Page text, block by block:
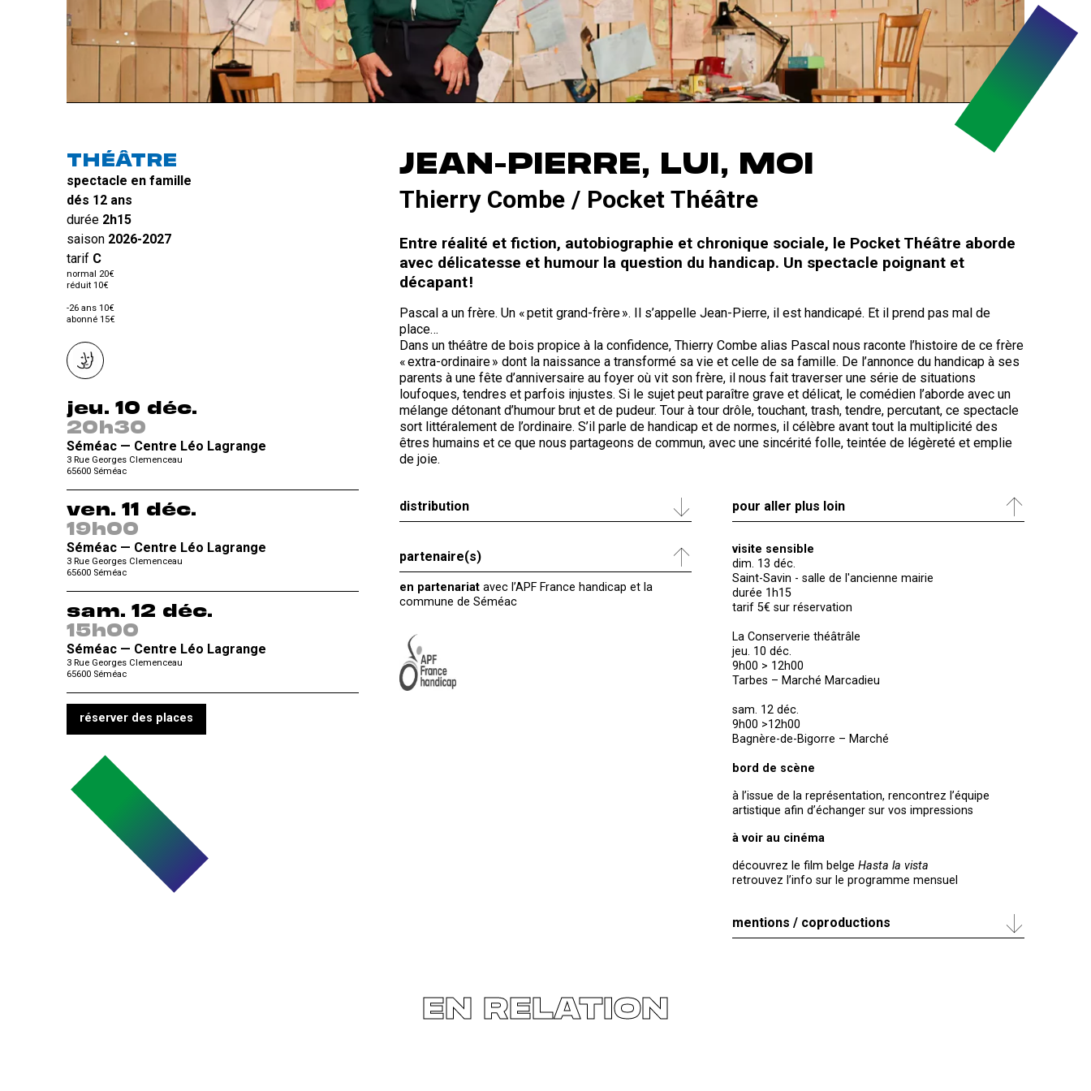
THÉÂTRE
spectacle en famille
dés 12 ans
durée 2h15
saison 2026-2027
tarif C
normal 20€
réduit 10€
-26 ans 10€
abonné 15€
jeu. 10 déc.
20h30
Séméac — Centre Léo Lagrange
3 Rue Georges Clemenceau
65600 Séméac
ven. 11 déc.
19h00
Séméac — Centre Léo Lagrange
3 Rue Georges Clemenceau
65600 Séméac
sam. 12 déc.
15h00
Séméac — Centre Léo Lagrange
3 Rue Georges Clemenceau
65600 Séméac
réserver des places
JEAN-PIERRE, LUI, MOI
Thierry Combe / Pocket Théâtre
Entre réalité et fiction, autobiographie et chronique sociale, le Pocket Théâtre aborde
avec délicatesse et humour la question du handicap. Un spectacle poignant et
décapant !
Pascal a un frère. Un « petit grand-frère ». Il s’appelle Jean-Pierre, il est handicapé. Et il prend pas mal de
place…
Dans un théâtre de bois propice à la confidence, Thierry Combe alias Pascal nous raconte l’histoire de ce frère
« extra-ordinaire » dont la naissance a transformé sa vie et celle de sa famille. De l’annonce du handicap à ses
parents à une fête d’anniversaire au foyer où vit son frère, il nous fait traverser une série de situations
loufoques, tendres et parfois injustes. Si le sujet peut paraître grave et délicat, le comédien l’aborde avec un
mélange détonant d’humour brut et de pudeur. Tour à tour drôle, touchant, trash, tendre, percutant, ce spectacle
sort littéralement de l’ordinaire. S’il parle de handicap et de normes, il célèbre avant tout la multiplicité des
êtres humains et ce que nous partageons de commun, avec une sincérité folle, teintée de légèreté et emplie
de joie.
distribution
partenaire(s)
en partenariatavec l’APF France handicap et la
commune de Séméac
pour aller plus loin
visite sensible
dim. 13 déc.
Saint-Savin - salle de l'ancienne mairie
durée 1h15
tarif 5€ sur réservation
La Conserverie théâtrâle
jeu. 10 déc.
9h00 > 12h00
Tarbes – Marché Marcadieu
sam. 12 déc.
9h00 >12h00
Bagnère-de-Bigorre – Marché
bord de scène
à l’issue de la représentation, rencontrez l’équipe
artistique afin d’échanger sur vos impressions
à voir au cinéma
découvrez le film belge Hasta la vista
retrouvez l’info sur le programme mensuel
mentions / coproductions
EN RELATION